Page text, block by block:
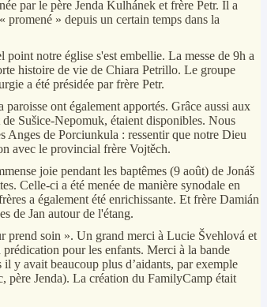
par le père Jenda Kulhánek et frère Petr. Il a
» depuis un certain temps dans la
notre église s'est embellie. La messe de 9h a
histoire de vie de Chiara Petrillo. Le groupe
a été présidée par frère Petr.
ont également apportés. Grâce aussi aux
Sušice-Nepomuk, étaient disponibles. Nous
Anges de Porciunkula : ressentir que notre Dieu
avec le provincial frère Vojtěch.
joie pendant les baptêmes (9 août) de Jonáš
Celle-ci a été menée de manière synodale en
a également été enrichissante. Et frère Damián
de Jan autour de l'étang.
prend soin ». Un grand merci à Lucie Švehlová et
pour les enfants. Merci à la bande
y avait beaucoup plus d’aidants, par exemple
père Jenda). La création du FamilyCamp était